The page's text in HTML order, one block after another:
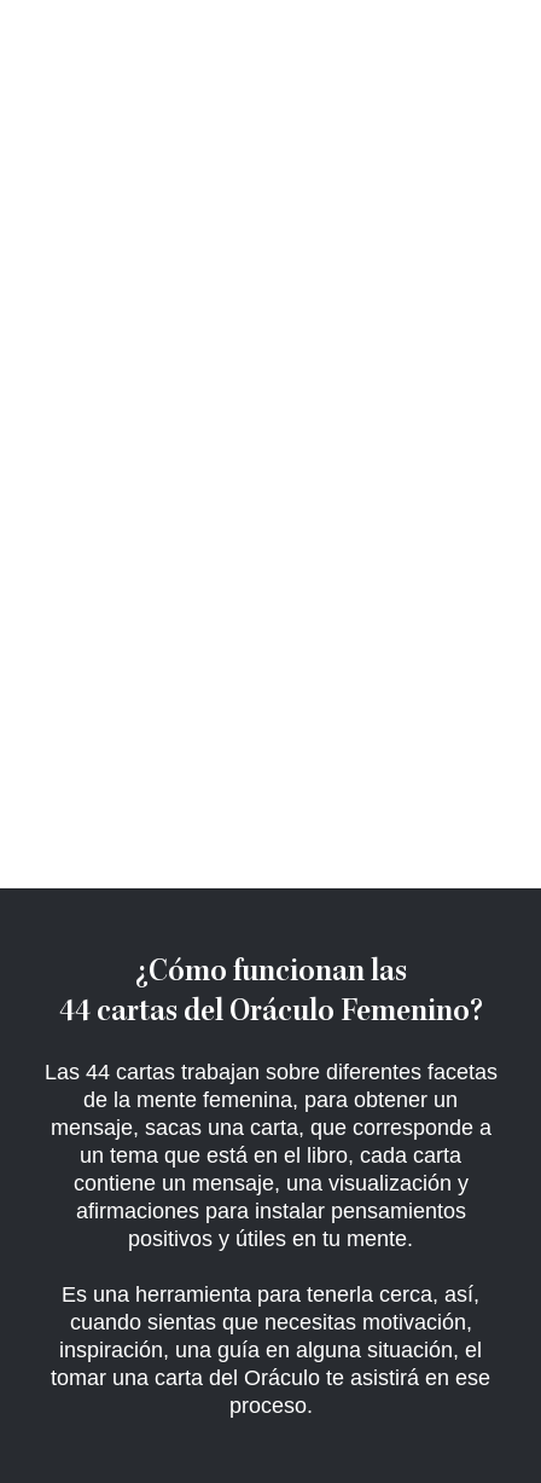
¿Cómo funcionan las
44 cartas del Oráculo Femenino?
Las 44 cartas trabajan sobre diferentes facetas
de la mente femenina, para obtener un
mensaje, sacas una carta, que corresponde a
un tema que está en el libro, cada carta
contiene un mensaje, una visualización y
afirmaciones para instalar pensamientos
positivos y útiles en tu mente.
Es una herramienta para tenerla cerca, así,
cuando sientas que necesitas motivación,
inspiración, una guía en alguna situación, el
tomar una carta del Oráculo te asistirá en ese
proceso.